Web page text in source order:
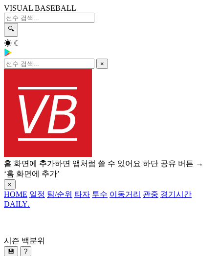
VISUAL BASEBALL
🔍
☀ ☾
×
홈 화면에 추가하면 앱처럼 쓸 수 있어요 하단 공유 버튼 →
‘홈 화면에 추가’
×
HOME 일정 팀/순위 타자 투수 이동거리 관중 경기시간
DAILY.
시즌 백분위
💾 ?